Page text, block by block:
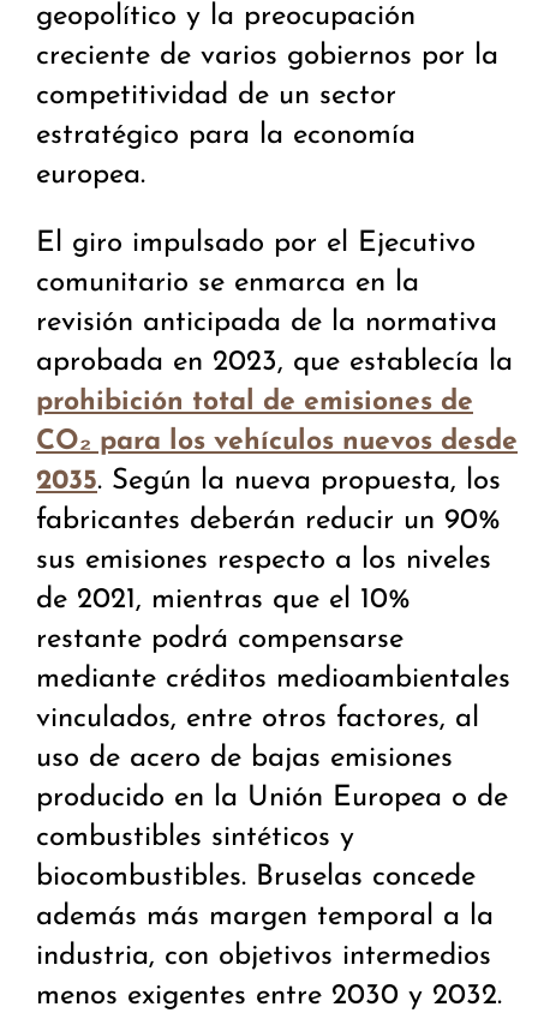
geopolítico y la preocupación
creciente de varios gobiernos por la
competitividad de un sector
estratégico para la economía
europea.
El giro impulsado por el Ejecutivo
comunitario se enmarca en la
revisión anticipada de la normativa
aprobada en 2023, que establecía la
prohibición total de emisiones de
CO₂ para los vehículos nuevos desde
2035. Según la nueva propuesta, los
fabricantes deberán reducir un 90%
sus emisiones respecto a los niveles
de 2021, mientras que el 10%
restante podrá compensarse
mediante créditos medioambientales
vinculados, entre otros factores, al
uso de acero de bajas emisiones
producido en la Unión Europea o de
combustibles sintéticos y
biocombustibles. Bruselas concede
además más margen temporal a la
industria, con objetivos intermedios
menos exigentes entre 2030 y 2032.